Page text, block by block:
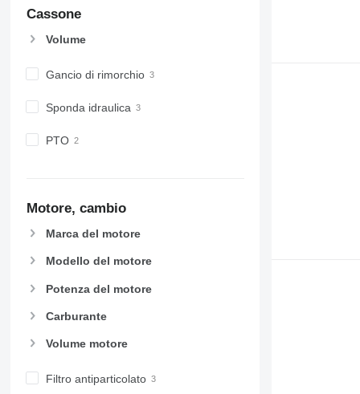
Cassone
Volume
Gancio di rimorchio
Sponda idraulica
PTO
Motore, cambio
Marca del motore
Modello del motore
Potenza del motore
Carburante
Volume motore
Filtro antiparticolato